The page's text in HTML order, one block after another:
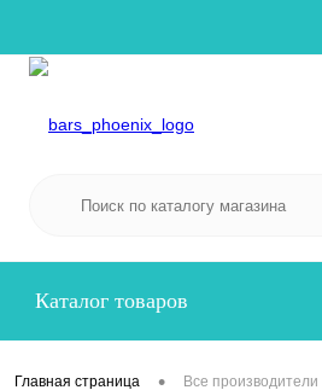
Каталог товаров
Главная страница • Все производители